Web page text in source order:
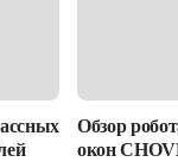
Обзор
окон